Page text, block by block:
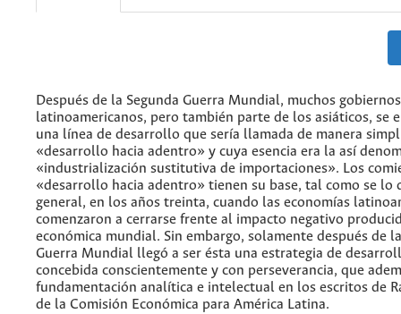
Después de la Segunda Guerra Mundial, muchos gobiernos
latinoamericanos, pero también parte de los asiáticos, se
una línea de desarrollo que sería llamada de manera
«desarrollo hacia adentro» y cuya esencia era la así
«industrialización sustitutiva de importaciones». Los
«desarrollo hacia adentro» tienen su base, tal como se lo
general, en los años treinta, cuando las economías
comenzaron a cerrarse frente al impacto negativo
económica mundial. Sin embargo, solamente después de
Guerra Mundial llegó a ser ésta una estrategia de
concebida conscientemente y con perseverancia, que
fundamentación analítica e intelectual en los escritos de
de la Comisión Económica para América Latina.